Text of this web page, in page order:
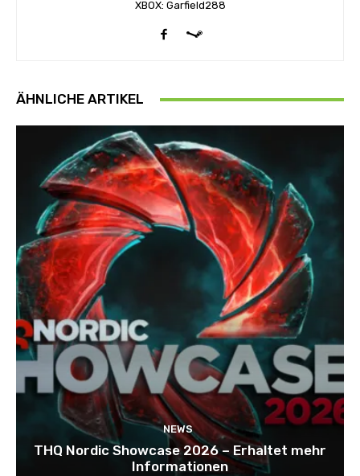
XBOX: Garfield288
ÄHNLICHE ARTIKEL
NEWS
THQ Nordic Showcase 2026 – Erhaltet mehr
Informationen